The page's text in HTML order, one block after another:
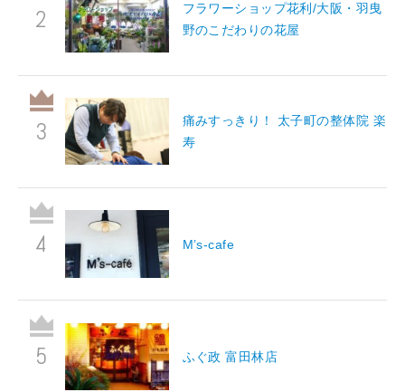
フラワーショップ花利/大阪・羽曳
野のこだわりの花屋
痛みすっきり！ 太子町の整体院 楽
寿
M’s-cafe
ふぐ政 富田林店